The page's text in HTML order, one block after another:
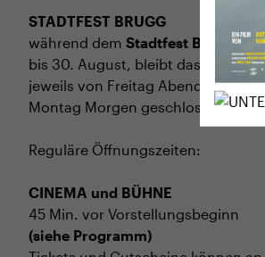
STADTFEST BRUGG
während dem Stadtfest Brugg, 20.
bis 30. August, bleibt das Haus
jeweils von Freitag Abend bis
Montag Morgen geschlossen
Reguläre Öffnungszeiten:
CINEMA und BÜHNE
45 Min. vor Vorstellungsbeginn
(siehe Programm)